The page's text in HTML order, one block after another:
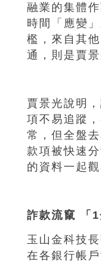
融業的集體
時間「應變
檻，來自其
通，則是賈
賈景光說明
項不易追蹤
常，但全盤
款項被快速
的資料一起
詐款流竄 「1
玉山金科技
在各銀行帳